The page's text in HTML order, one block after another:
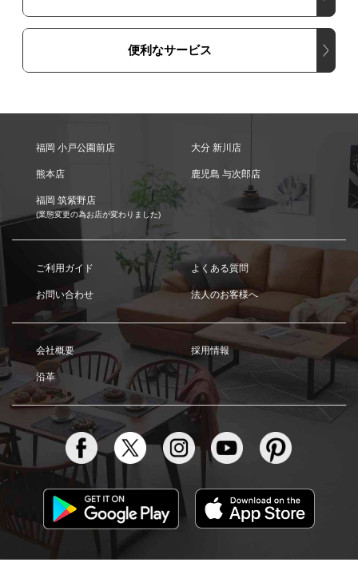
便利なサービス
福岡 小戸公園前店 大分 新川店
熊本店 鹿児島 与次郎店
福岡 筑紫野店
(業態変更の為お店が変わりました)
ご利用ガイド よくある質問
お問い合わせ 法人のお客様へ
会社概要 採用情報
沿革